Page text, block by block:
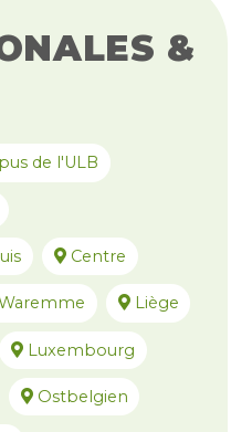
&
de l'ULB
Centre
Liège
Luxembourg
Ostbelgien